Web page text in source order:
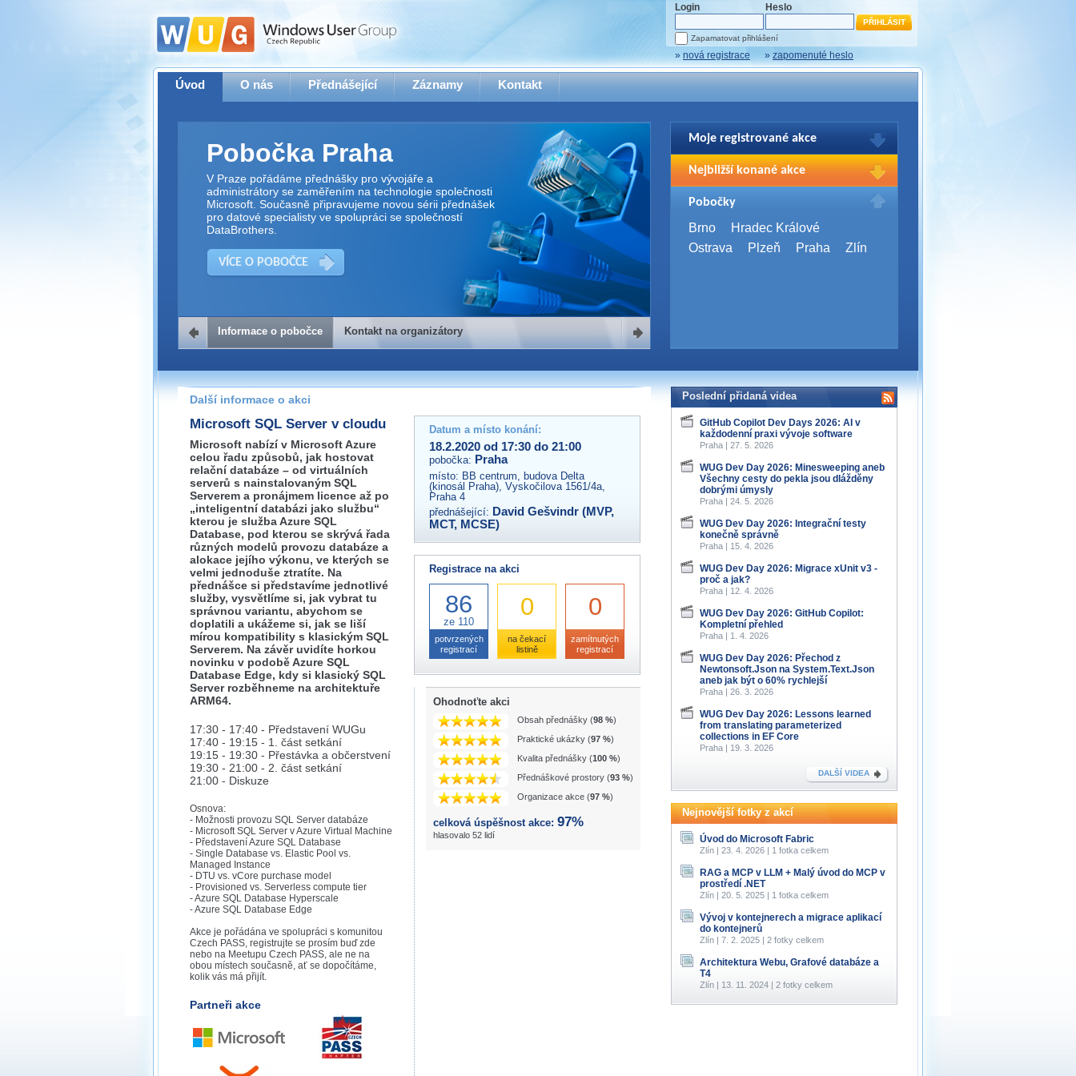
Login Heslo
Zapamatovat přihlášení
» nová registrace » zapomenuté heslo
Úvod O nás Přednášející Záznamy Kontakt
Pobočka Praha
V Praze pořádáme přednášky pro vývojáře a
administrátory se zaměřením na technologie společnosti
Microsoft. Současně připravujeme novou sérii přednášek
pro datové specialisty ve spolupráci se společností
DataBrothers.
VÍCE O POBOČCE
Kontakt na organizátory
Pokud máte jakýkoliv dotaz na organizátory této akce,
prosím neváhejte nás kontaktovat na e-mailu:
praha@wug.cz
Informace o pobočce Kontakt na organizátory
Moje registrované akce
Pro zobrazení Vašich registrací na akce
se prosím přihlašte.
Nejbližší konané akce
WUG Days 2026
4. 9. 2026,Brno
SQL Server Bootcamp 2026
Pobočky
Brno
Hradec Králové
Ostrava
Plzeň Praha Zlín
Další informace o akci
Microsoft SQL Server v cloudu
Microsoft nabízí v Microsoft Azure
celou řadu způsobů, jak hostovat
relační databáze – od virtuálních
serverů s nainstalovaným SQL
Serverem a pronájmem licence až po
„inteligentní databázi jako službu“
kterou je služba Azure SQL
Database, pod kterou se skrývá řada
různých modelů provozu databáze a
alokace jejího výkonu, ve kterých se
velmi jednoduše ztratíte. Na
přednášce si představíme jednotlivé
služby, vysvětlíme si, jak vybrat tu
správnou variantu, abychom se
doplatili a ukážeme si, jak se liší
mírou kompatibility s klasickým SQL
Serverem. Na závěr uvidíte horkou
novinku v podobě Azure SQL
Database Edge, kdy si klasický SQL
Server rozběhneme na architektuře
ARM64.
17:30 - 17:40 - Představení WUGu
17:40 - 19:15 - 1. část setkání
19:15 - 19:30 - Přestávka a občerstvení
19:30 - 21:00 - 2. část setkání
21:00 - Diskuze
Osnova:
- Možnosti provozu SQL Server databáze
- Microsoft SQL Server v Azure Virtual Machine
- Představení Azure SQL Database
- Single Database vs. Elastic Pool vs.
Managed Instance
- DTU vs. vCore purchase model
- Provisioned vs. Serverless compute tier
- Azure SQL Database Hyperscale
- Azure SQL Database Edge
Akce je pořádána ve spolupráci s komunitou
Czech PASS, registrujte se prosím buď zde
nebo na Meetupu Czech PASS, ale ne na
obou místech současně, ať se dopočítáme,
kolik vás má přijít.
Partneři akce
Datum a místo konání:
18.2.2020 od 17:30 do 21:00
pobočka: Praha
místo: BB centrum, budova Delta
(kinosál Praha), Vyskočilova 1561/4a,
Praha 4
přednášející: David Gešvindr (MVP,
MCT, MCSE)
Registrace na akci
86
ze 110
potvrzených
registrací
0
na čekací
listině
0
zamítnutých
registrací
Ohodnoťte akci
Obsah přednášky (98 %)
Praktické ukázky (97 %)
Kvalita přednášky (100 %)
Přednáškové prostory (93 %)
Organizace akce (97 %)
celková úspěšnost akce: 97%
hlasovalo 52 lidí
Poslední přidaná videa
GitHub Copilot Dev Days 2026: AI v
každodenní praxi vývoje software
Praha | 27. 5. 2026
WUG Dev Day 2026: Minesweeping aneb
Všechny cesty do pekla jsou dlážděny
dobrými úmysly
Praha | 24. 5. 2026
WUG Dev Day 2026: Integrační testy
konečně správně
Praha | 15. 4. 2026
WUG Dev Day 2026: Migrace xUnit v3 -
proč a jak?
Praha | 12. 4. 2026
WUG Dev Day 2026: GitHub Copilot:
Kompletní přehled
Praha | 1. 4. 2026
WUG Dev Day 2026: Přechod z
Newtonsoft.Json na System.Text.Json
aneb jak být o 60% rychlejší
Praha | 26. 3. 2026
WUG Dev Day 2026: Lessons learned
from translating parameterized
collections in EF Core
Praha | 19. 3. 2026
DALŠÍ VIDEA
Nejnovější fotky z akcí
Úvod do Microsoft Fabric
Zlín | 23. 4. 2026 | 1 fotka celkem
RAG a MCP v LLM + Malý úvod do MCP v
prostředí .NET
Zlín | 20. 5. 2025 | 1 fotka celkem
Vývoj v kontejnerech a migrace aplikací
do kontejnerů
Zlín | 7. 2. 2025 | 2 fotky celkem
Architektura Webu, Grafové databáze a
T4
Zlín | 13. 11. 2024 | 2 fotky celkem